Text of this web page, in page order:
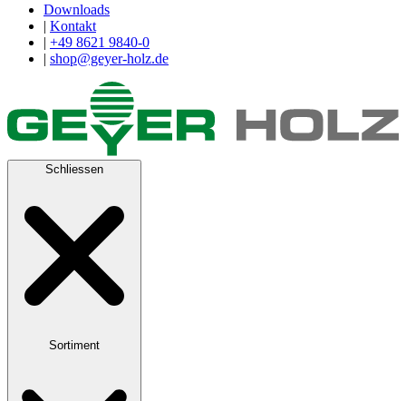
Downloads
| Kontakt
| +49 8621 9840-0
| shop@geyer-holz.de
Schliessen
Sortiment